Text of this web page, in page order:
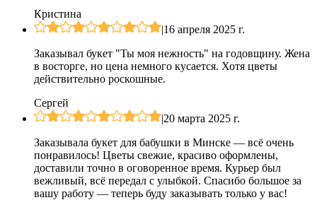
Кристина
|16 апреля 2025 г.
Заказывал букет "Ты моя нежность" на годовщину. Жена
в восторге, но цена немного кусается. Хотя цветы
действительно роскошные.
Сергей
|20 марта 2025 г.
Заказывала букет для бабушки в Минске — всё очень
понравилось! Цветы свежие, красиво оформлены,
доставили точно в оговоренное время. Курьер был
вежливый, всё передал с улыбкой. Спасибо большое за
вашу работу — теперь буду заказывать только у вас!